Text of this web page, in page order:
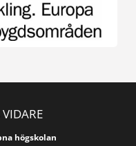
VIDARE
högskolan